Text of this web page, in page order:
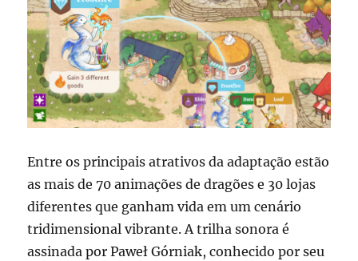
Entre os principais atrativos da adaptação estão
as mais de 70 animações de dragões e 30 lojas
diferentes que ganham vida em um cenário
tridimensional vibrante. A trilha sonora é
assinada por Paweł Górniak, conhecido por seu